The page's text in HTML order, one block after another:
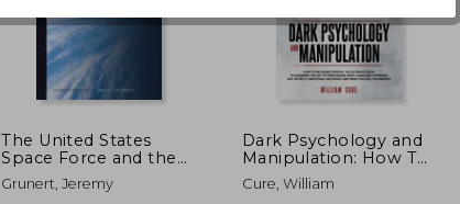
40%
dcto.
40%
dcto.
The United States
Space Force and the
Future of American
Space Policy: Legal
Grunert, Jeremy
Dark Psychology and
Manipulation: How To
Influence People: The
Ultimate Guide To
Cure, William